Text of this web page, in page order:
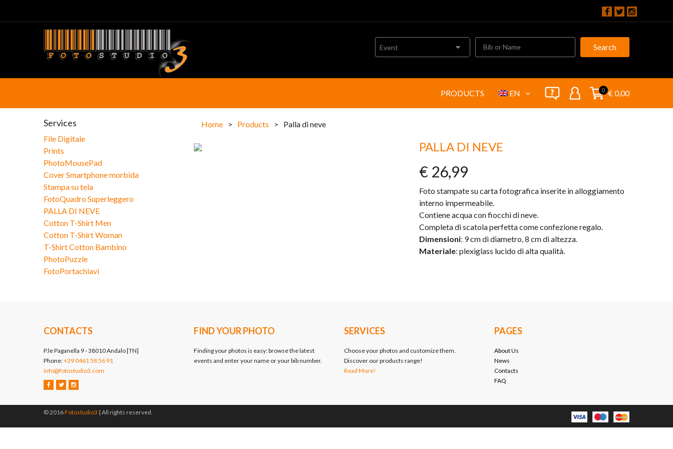
Event Search
PRODUCTS EN 0 € 0,00
Services
File Digitale
Prints
PhotoMousePad
Cover Smartphone morbida
Stampa su tela
FotoQuadro Superleggero
PALLA DI NEVE
Cotton T-Shirt Men
Cotton T-Shirt Woman
T-Shirt Cotton Bambino
PhotoPuzzle
FotoPortachiavi
Home > Products > Palla di neve
PALLA DI NEVE
€ 26,99
Foto stampate su carta fotografica inserite in alloggiamento
interno impermeabile.
Contiene acqua con fiocchi di neve.
Completa di scatola perfetta come confezione regalo.
Dimensioni: 9 cm di diametro, 8 cm di altezza.
Materiale: plexiglass lucido di alta qualità.
CONTACTS
P.le Paganella 9 - 38010 Andalo [TN]
Phone:+39 0461 58 56 91
info@fotostudio3.com
FIND YOUR PHOTO
Finding your photos is easy: browse the latest
events and enter your name or your bib number.
SERVICES
Choose your photos and customize them.
Discover our products range!
Read More!
PAGES
About Us
News
Contacts
FAQ
© 2016Fotostudio3 | All rights reserved.